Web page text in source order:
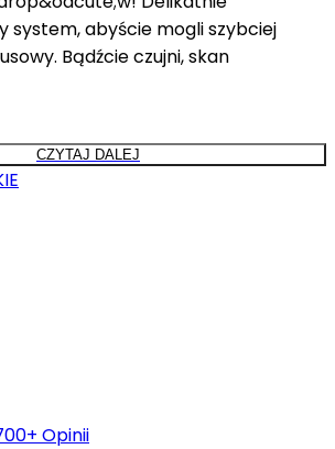
system, abyście mogli szybciej
Bądźcie czujni, skan
CZYTAJ DALEJ
Opinii